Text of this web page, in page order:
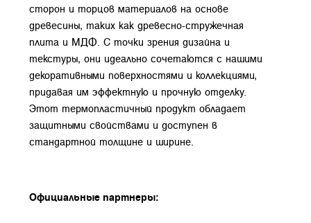
сторон и торцов материалов на основе
древесины, таких как древесно-стружечная
плита и МДФ. С точки зрения дизайна и
текстуры, они идеально сочетаются с нашими
декоративными поверхностями и коллекциями,
придавая им эффектную и прочную отделку.
Этот термопластичный продукт обладает
защитными свойствами и доступен в
стандартной толщине и ширине.
Официальные партнеры: